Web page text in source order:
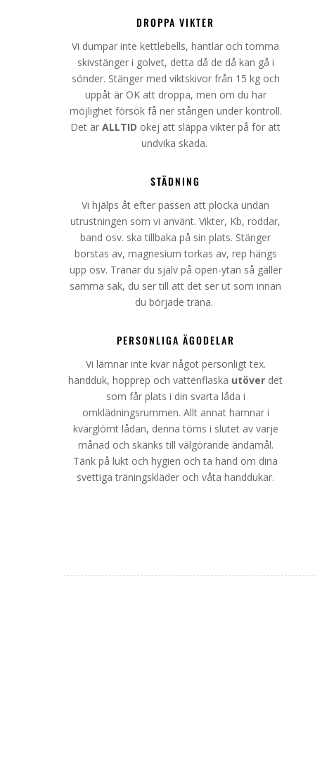
DROPPA VIKTER
Vi dumpar inte kettlebells, hantlar och tomma
skivstänger i golvet, detta då de då kan gå i
sönder. Stänger med viktskivor från 15 kg och
uppåt är OK att droppa, men om du har
möjlighet försök få ner stången under kontroll.
Det ärALLTID okej att släppa vikter på för att
undvika skada.
STÄDNING
Vi hjälps åt efter passen att plocka undan
utrustningen som vi använt. Vikter, Kb, roddar,
band osv. ska tillbaka på sin plats. Stänger
borstas av, magnesium torkas av, rep hängs
upp osv. Tränar du själv på open-ytan så gäller
samma sak, du ser till att det ser ut som innan
du började träna.
PERSONLIGA ÄGODELAR
Vi lämnar inte kvar något personligt tex.
handduk, hopprep och vattenflaska utöver det
som får plats i din svarta låda i
omklädningsrummen. Allt annat hamnar i
kvarglömt lådan, denna töms i slutet av varje
månad och skänks till välgörande ändamål.
Tänk på lukt och hygien och ta hand om dina
svettiga träningskläder och våta handdukar.